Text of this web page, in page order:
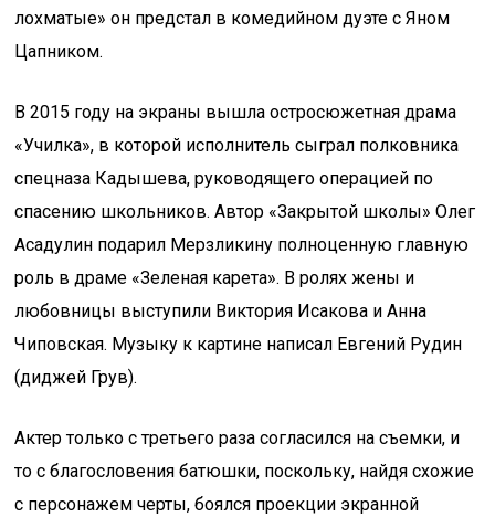
лохматые» он предстал в комедийном дуэте с Яном
Цапником.
В 2015 году на экраны вышла остросюжетная драма
«Училка», в которой исполнитель сыграл полковника
спецназа Кадышева, руководящего операцией по
спасению школьников. Автор «Закрытой школы» Олег
Асадулин подарил Мерзликину полноценную главную
роль в драме «Зеленая карета». В ролях жены и
любовницы выступили Виктория Исакова и Анна
Чиповская. Музыку к картине написал Евгений Рудин
(диджей Грув).
Актер только с третьего раза согласился на съемки, и
то с благословения батюшки, поскольку, найдя схожие
с персонажем черты, боялся проекции экранной